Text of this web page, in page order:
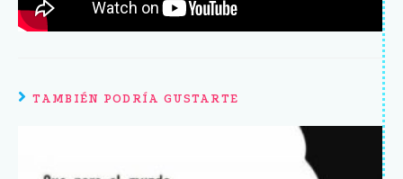
TAMBIÉN PODRÍA GUSTARTE